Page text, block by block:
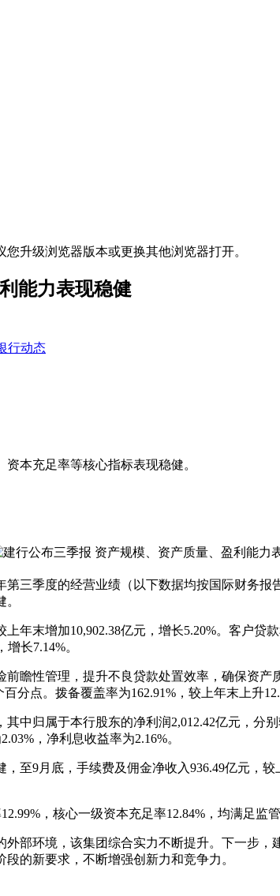
升级浏览器版本或更换其他浏览器打开。
能力表现稳健
行动态
本充足率等核心指标表现稳健。
第三季度的经营业绩（以下数据均按国际财务
末增加10,902.38亿元，增长5.20%。客户贷
长7.14%。
性管理，提升不良贷款处置效率，确保资产
分点。拨备覆盖率为162.91%，较上年末上升
归属于本行股东的净利润2,012.42亿元，分
，净利息收益率为2.16%。
9月底，手续费及佣金净收入936.49亿元，较
，核心一级资本充足率12.84%，均满足监管
环境，该集团综合实力不断提升。下一步，
的新要求，不断增强创新力和竞争力。